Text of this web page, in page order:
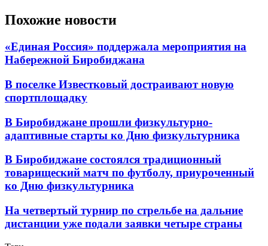
Похожие новости
«Единая Россия» поддержала мероприятия на
Набережной Биробиджана
В поселке Известковый достраивают новую
спортплощадку
В Биробиджане прошли физкультурно-
адаптивные старты ко Дню физкультурника
В Биробиджане состоялся традиционный
товарищеский матч по футболу, приуроченный
ко Дню физкультурника
На четвертый турнир по стрельбе на дальние
дистанции уже подали заявки четыре страны